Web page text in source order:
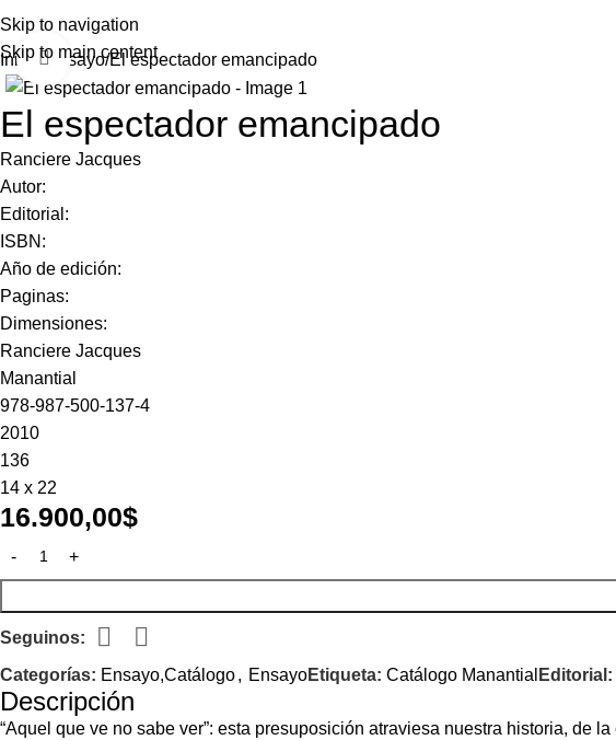
Skip to navigation
Skip to main content
Inicio Ensayo El espectador emancipado
Click to enlarge
El espectador emancipado
Ranciere Jacques
Autor:
Editorial:
ISBN:
Año de edición:
Paginas:
Dimensiones:
Ranciere Jacques
Manantial
978-987-500-137-4
2010
136
14 x 22
16.900,00$
Seguinos:
Categorías: Ensayo,Catálogo, EnsayoEtiqueta: Catálogo Manantial Editorial:
Descripción
“Aquel que ve no sabe ver”: esta presuposición atraviesa nuestra historia,